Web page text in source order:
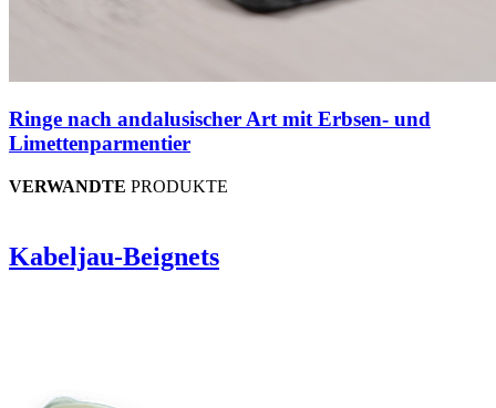
Ringe nach andalusischer Art mit Erbsen- und
Limettenparmentier
VERWANDTE PRODUKTE
Kabeljau-Beignets